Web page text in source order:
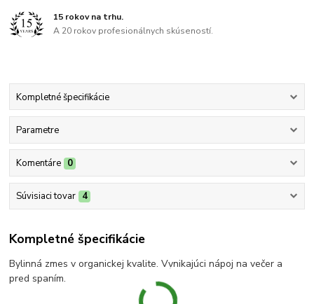
15 rokov na trhu.
A 20 rokov profesionálnych skúseností.
Kompletné špecifikácie
Parametre
Komentáre 0
Súvisiaci tovar 4
Kompletné špecifikácie
Bylinná zmes v organickej kvalite. Vynikajúci nápoj na večer a
pred spaním.